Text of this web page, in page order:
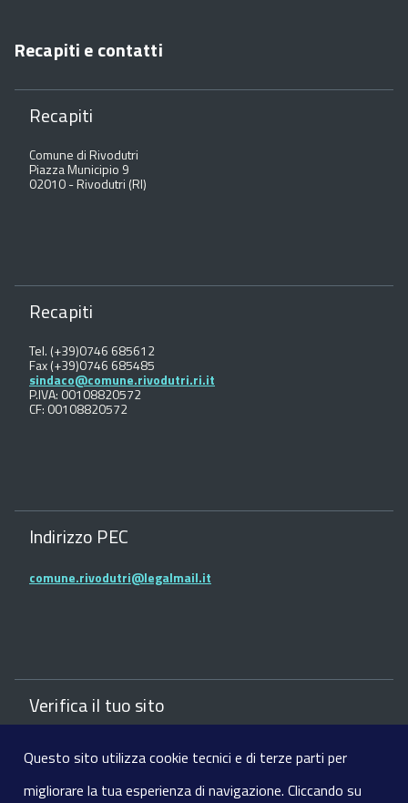
Recapiti e contatti
Recapiti
Comune di Rivodutri
Piazza Municipio 9
02010 - Rivodutri (RI)
Recapiti
Tel. (+39)0746 685612
Fax (+39)0746 685485
sindaco@comune.rivodutri.ri.it
P.IVA: 00108820572
CF: 00108820572
Indirizzo PEC
comune.rivodutri@legalmail.it
Verifica il tuo sito
Trasparenza dei siti web
Questo sito utilizza cookie tecnici e di terze parti per
migliorare la tua esperienza di navigazione. Cliccando su